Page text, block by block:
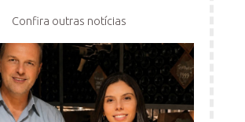
Confira outras notícias